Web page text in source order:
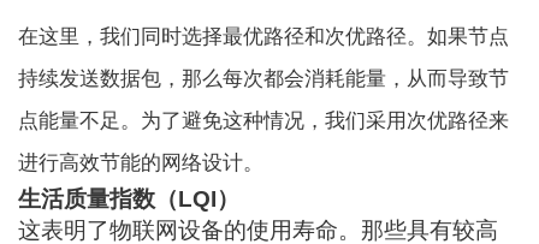
在这里，我们同时选择最优路径和次优路径。如果节点
持续发送数据包，那么每次都会消耗能量，从而导致节
点能量不足。为了避免这种情况，我们采用次优路径来
进行高效节能的网络设计。
生活质量指数（LQI）
这表明了物联网设备的使用寿命。那些具有较高